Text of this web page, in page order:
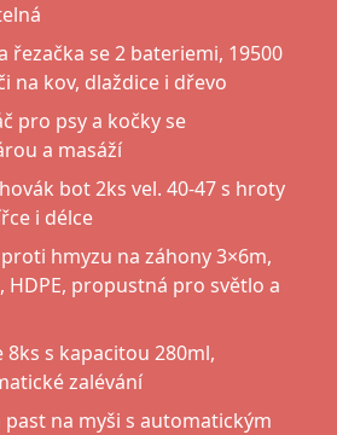
řezačka se 2 bateriemi, 19500
na kov, dlaždice i dřevo
pro psy a kočky se
a masáží
bot 2ks vel. 40-47 s hroty
i délce
hmyzu na záhony 3×6m,
HDPE, propustná pro světlo a
8ks s kapacitou 280ml,
zalévání
past na myši s automatickým